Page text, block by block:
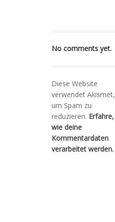
No comments yet.
Diese Website
verwendet Akismet,
um Spam zu
reduzieren. Erfahre,
wie deine
Kommentardaten
verarbeitet werden.